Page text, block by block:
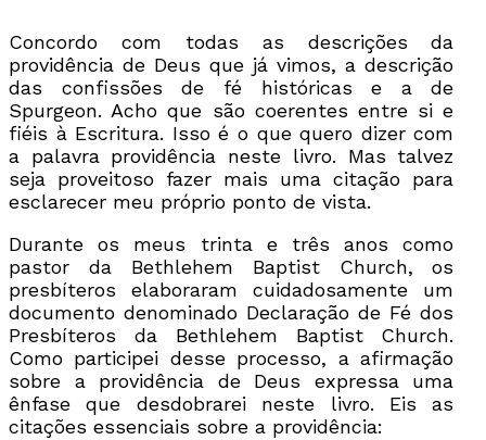
Concordo com todas as descrições da
providência de Deus que já vimos, a descrição
das confissões de fé históricas e a de
Spurgeon. Acho que são coerentes entre si e
fiéis à Escritura. Isso é o que quero dizer com
a palavra providência neste livro. Mas talvez
seja proveitoso fazer mais uma citação para
esclarecer meu próprio ponto de vista.
Durante os meus trinta e três anos como
pastor da Bethlehem Baptist Church, os
presbíteros elaboraram cuidadosamente um
documento denominado Declaração de Fé dos
Presbíteros da Bethlehem Baptist Church.
Como participei desse processo, a afirmação
sobre a providência de Deus expressa uma
ênfase que desdobrarei neste livro. Eis as
citações essenciais sobre a providência: